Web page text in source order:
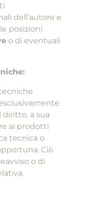
dell’autore e
posizioni
o di eventuali
diritto, a sua
ai prodotti
tecnica o
Ciò
o di